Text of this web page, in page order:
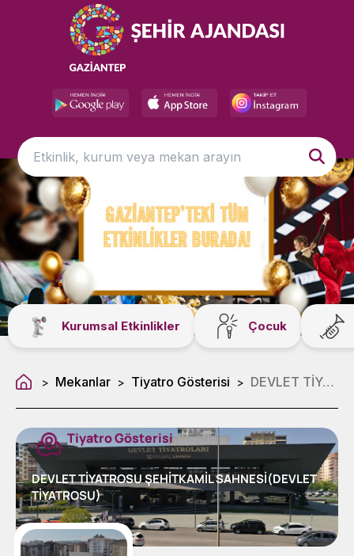
Kurumsal Etkinlikler Çocuk
> Mekanlar > Tiyatro Gösterisi > DEVLET TİYATROSU ŞEHİTKAMİL SAHNESİ(DEVLET TİYATROSU)
Tiyatro Gösterisi
DEVLET TİYATROSU ŞEHİTKAMİL SAHNESİ(DEVLET
TİYATROSU)